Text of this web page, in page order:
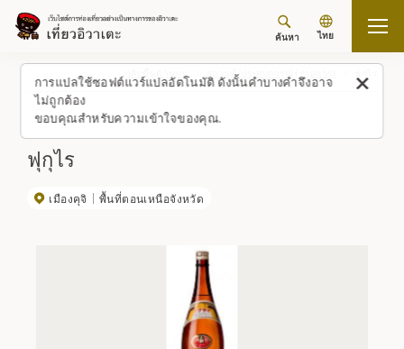
การแปลใช้ซอฟต์แวร์แปลอัตโนมัติ ดังนั้นคำบางคำจึงอาจ
ไม่ถูกต้อง
ขอบคุณสำหรับความเข้าใจของคุณ.
ค้นหา ไทย
กลับขึ้นด้านบน สถานที่/ประสบการณ์ (รายการ)
ฟุกุไร
เมืองคุจิ พื้นที่ตอนเหนือจังหวัด